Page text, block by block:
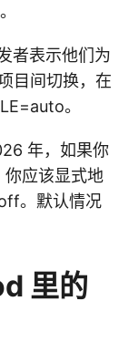
者表示他们为
目间切换，在
。
年，如果你
你应该显式地
。默认情况
里的